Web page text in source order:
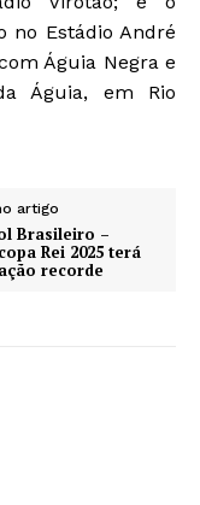
no Estádio André
Águia Negra e
Águia, em Rio
artigo
Brasileiro –
Rei 2025 terá
recorde